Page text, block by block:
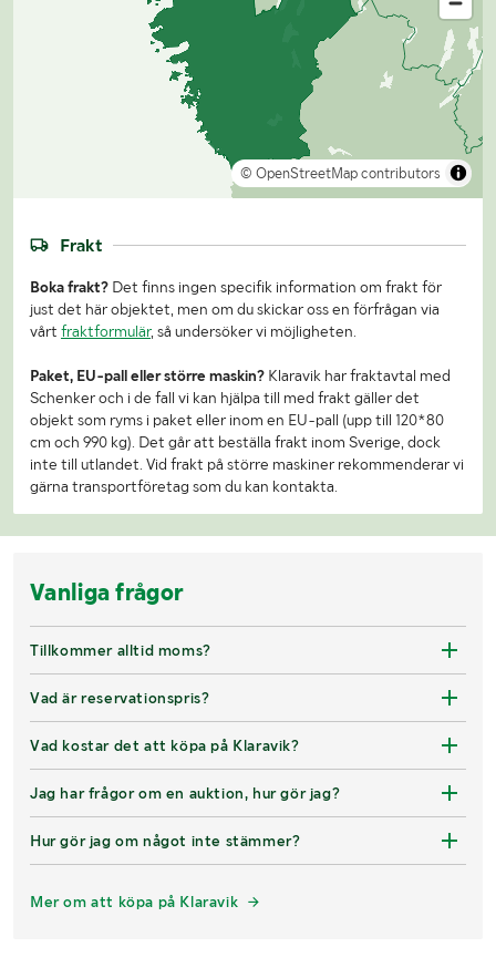
© OpenStreetMap contributors
Frakt
Boka frakt? Det finns ingen specifik information om frakt för
just det här objektet, men om du skickar oss en förfrågan via
vårt fraktformulär, så undersöker vi möjligheten.
Paket, EU-pall eller större maskin? Klaravik har fraktavtal med
Schenker och i de fall vi kan hjälpa till med frakt gäller det
objekt som ryms i paket eller inom en EU-pall (upp till 120*80
cm och 990 kg). Det går att beställa frakt inom Sverige, dock
inte till utlandet. Vid frakt på större maskiner rekommenderar vi
gärna transportföretag som du kan kontakta.
Vanliga frågor
Tillkommer alltid moms?
Vad är reservationspris?
Vad kostar det att köpa på Klaravik?
Jag har frågor om en auktion, hur gör jag?
Hur gör jag om något inte stämmer?
Mer om att köpa på Klaravik